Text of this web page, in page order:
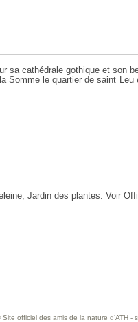
sa cathédrale gothique et son
le quartier de saint
Jardin des plantes. Voir
Site officiel des amis de la nature d’ATH -